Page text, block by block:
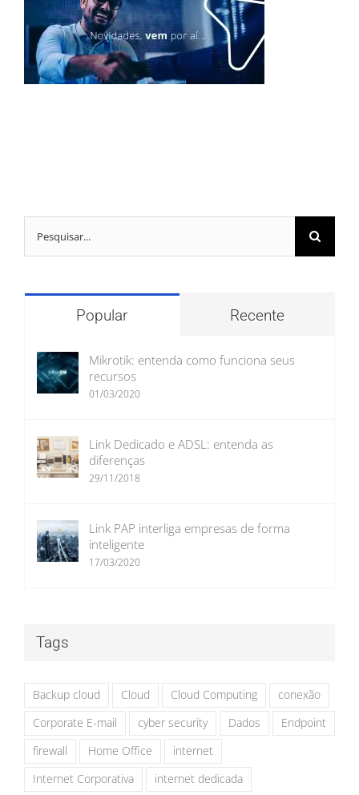
Popular Recente
Mikrotik: entenda como funciona seus
recursos
01/03/2020
Link Dedicado e ADSL: entenda as
diferenças
29/11/2018
Link PAP interliga empresas de forma
inteligente
17/03/2020
Tags
Backup cloud Cloud Cloud Computing
conexão
Corporate E-mail
cyber security Dados
Endpoint
firewall
Home Office
internet
Internet Corporativa
internet dedicada